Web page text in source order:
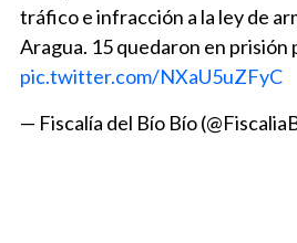
tráfico e infracción a la ley de
Aragua. 15 quedaron en prisión
pic.twitter.com/NXaU5uZFyC
— Fiscalía del Bío Bío